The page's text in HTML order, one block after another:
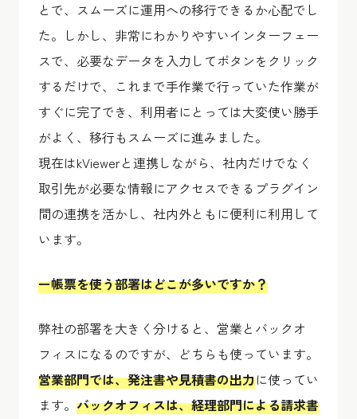
とで、スムーズに運用への移行できるか心配でし
た。しかし、非常にわかりやすいインターフェー
スで、必要なデータを入力してボタンをクリック
するだけで、これまで手作業で行っていた作業が
すぐに完了でき、利用者にとっては大変使い勝手
がよく、移行もスムーズに進みました。
現在はkViewerと連携しながら、社内だけでなく
取引先が必要な情報にアクセスできるプラグイン
間の連携を活かし、社内外ともに便利に利用して
います。
ー帳票を使う部署はどこが多いですか？
弊社の部署を大きく分けると、営業とバックオ
フィスになるのですが、どちらも使っています。
営業部門では、発注書や見積書の出力に使ってい
ます。 バックオフィスは、経理部門による請求書